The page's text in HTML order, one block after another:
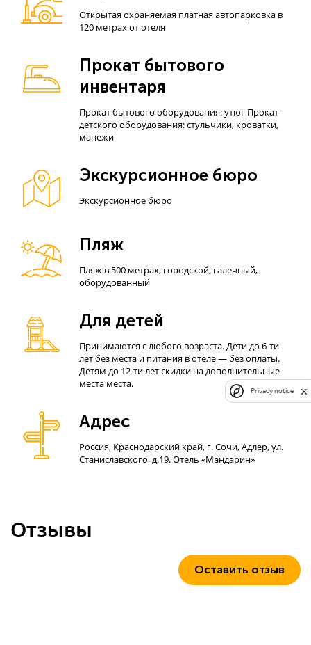
Открытая охраняемая платная автопарковка в
120 метрах от отеля
Прокат бытового
инвентаря
Прокат бытового оборудования: утюг Прокат
детского оборудования: стульчики, кроватки,
манежи
Экскурсионное бюро
Экскурсионное бюро
Пляж
Пляж в 500 метрах, городской, галечный,
оборудованный
Для детей
Принимаются с любого возраста. Дети до 6-ти
лет без места и питания в отеле — без оплаты.
Детям до 12-ти лет скидки на дополнительные
места места.
Адрес
Россия, Краснодарский край, г. Сочи, Адлер, ул.
Станиславского, д.19. Отель «Мандарин»
Отзывы
Оставить отзыв
Privacy notice